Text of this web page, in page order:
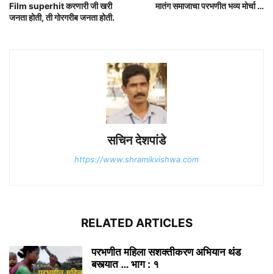
Film superhit करणारी जी खरी
जनता होती, ती गोरगरीब जनता होती.
मातंग समाजाचा परभणीत भव्य मोर्चा …
सचिन देशपांडे
https://www.shramikvishwa.com
RELATED ARTICLES
परभणीत महिला सशक्तीकरण अभियान थंड
बस्त्यात … भाग : १